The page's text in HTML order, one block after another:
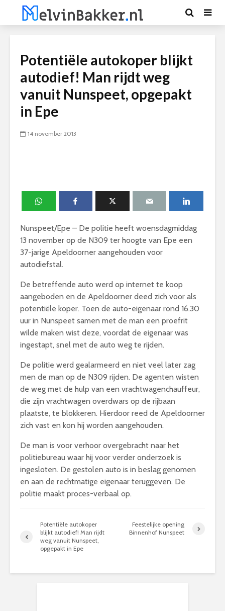
Potentiële autokoper blijkt
autodief! Man rijdt weg
vanuit Nunspeet, opgepakt
in Epe
14 november 2013
Nunspeet/Epe – De politie heeft woensdagmiddag
13 november op de N309 ter hoogte van Epe een
37-jarige Apeldoorner aangehouden voor
autodiefstal.
De betreffende auto werd op internet te koop
aangeboden en de Apeldoorner deed zich voor als
potentiële koper. Toen de auto-eigenaar rond 16.30
uur in Nunspeet samen met de man een proefrit
wilde maken wist deze, voordat de eigenaar was
ingestapt, snel met de auto weg te rijden.
De politie werd gealarmeerd en niet veel later zag
men de man op de N309 rijden. De agenten wisten
de weg met de hulp van een vrachtwagenchauffeur,
die zijn vrachtwagen overdwars op de rijbaan
plaatste, te blokkeren. Hierdoor reed de Apeldoorner
zich vast en kon hij worden aangehouden.
De man is voor verhoor overgebracht naar het
politiebureau waar hij voor verder onderzoek is
ingesloten. De gestolen auto is in beslag genomen
en aan de rechtmatige eigenaar teruggeven. De
politie maakt proces-verbaal op.
Potentiële autokoper
blijkt autodief! Man rijdt
weg vanuit Nunspeet,
opgepakt in Epe
Feestelijke opening
Binnenhof Nunspeet